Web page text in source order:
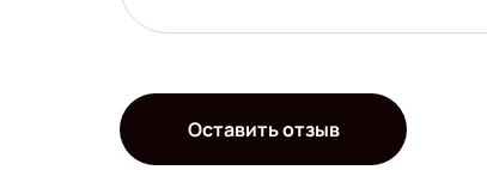
Оставить отзыв